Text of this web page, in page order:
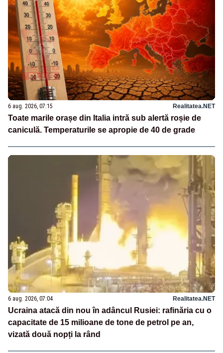
6 aug. 2026, 07:15 Realitatea.NET
Toate marile orașe din Italia intră sub alertă roșie de
caniculă. Temperaturile se apropie de 40 de grade
6 aug. 2026, 07:04 Realitatea.NET
Ucraina atacă din nou în adâncul Rusiei: rafinăria cu o
capacitate de 15 milioane de tone de petrol pe an,
vizată două nopți la rând